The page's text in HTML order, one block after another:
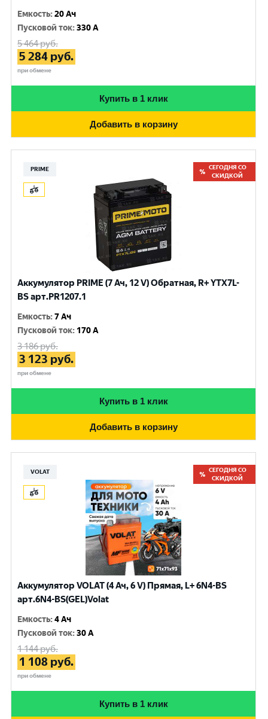
Емкость:20 Ач
Пусковой ток:330 A
5 464руб.
5 284 руб.
при обмене
Купить в 1 клик
Добавить в корзину
PRIME
СЕГОДНЯ СО
СКИДКОЙ
Аккумулятор PRIME (7 Ач, 12 V) Обратная, R+ YTX7L-
BS арт.PR1207.1
Емкость:7 Ач
Пусковой ток: 170 A
3 186руб.
3 123 руб.
при обмене
Купить в 1 клик
Добавить в корзину
VOLAT
СЕГОДНЯ СО
СКИДКОЙ
Аккумулятор VOLAT (4 Ач, 6 V) Прямая, L+ 6N4-BS
арт.6N4-BS(GEL)Volat
Емкость:4 Ач
Пусковой ток:30 A
1 144руб.
1 108 руб.
при обмене
Купить в 1 клик